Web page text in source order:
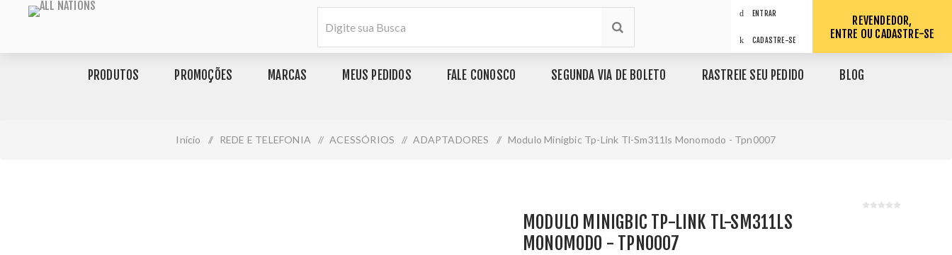
ENTRAR
CADASTRE-SE
REVENDEDOR,
ENTRE OU CADASTRE-SE
PRODUTOS PROMOÇÕES MARCAS MEUS PEDIDOS FALE CONOSCO SEGUNDA VIA DE BOLETO RASTREIE SEU PEDIDO BLOG
Início / REDE E TELEFONIA / ACESSÓRIOS / ADAPTADORES / Modulo Minigbic Tp-Link Tl-Sm311ls Monomodo - Tpn0007
MODULO MINIGBIC TP-LINK TL-SM311LS
MONOMODO - TPN0007